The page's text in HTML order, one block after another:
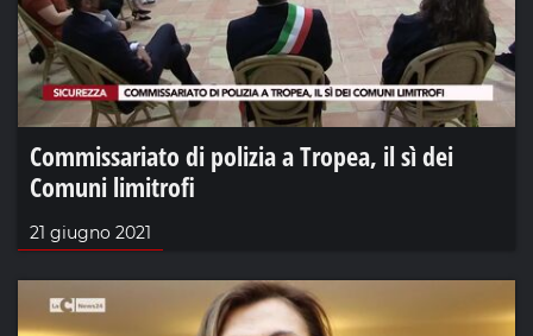
Commissariato di polizia a Tropea, il sì dei
Comuni limitrofi
21 giugno 2021